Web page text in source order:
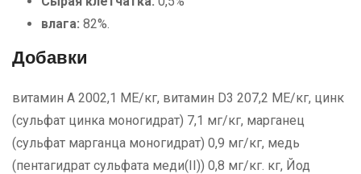
влага: 82%.
Добавки
витамин А 2002,1 МЕ/кг, витамин D3 207,2 МЕ/кг, цинк
(сульфат цинка моногидрат) 7,1 мг/кг, марганец
(сульфат марганца моногидрат) 0,9 мг/кг, медь
(пентагидрат сульфата меди(II)) 0,8 мг/кг. кг, Йод